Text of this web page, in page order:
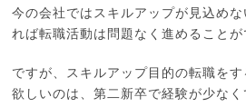
今の会社ではスキルアップが見込め
れば転職活動は問題なく進めることが
ですが、スキルアップ目的の転職を
欲しいのは、第二新卒で経験が少な